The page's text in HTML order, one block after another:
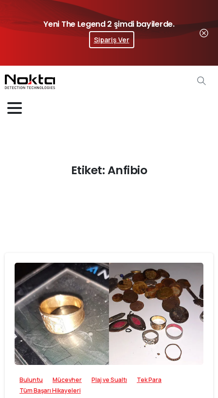
Yeni The Legend 2 şimdi bayilerde.
Sipariş Ver
Etiket:Anfibio
Buluntu Mücevher Plaj ve Sualtı
Tek Para
Tüm Başarı Hikayeleri